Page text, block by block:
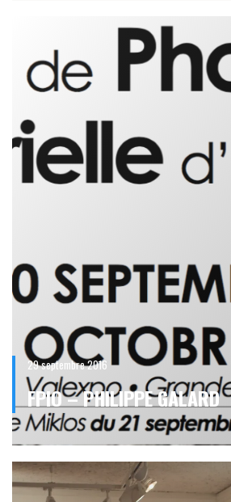
29 septembre 2016
FPIO – PHILIPPE GALARD